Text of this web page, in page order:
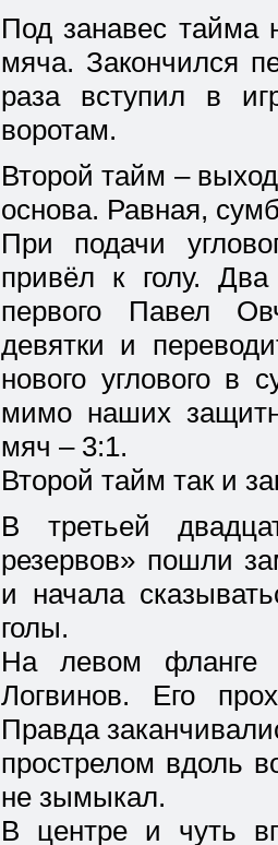
Под занавес тайма
мяча. Закончился
раза вступил в
воротам.
Второй тайм –
основа. Равная,
При подачи
привёл к голу.
первого Павел
девятки и
нового углового в
мимо наших
мяч – 3:1.
Второй тайм так и
В третьей
резервов» пошли
и начала
голы.
На левом фланге
Логвинов. Его
Правда
прострелом вдоль
не зымыкал.
В центре и чуть